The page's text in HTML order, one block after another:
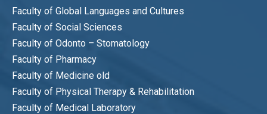
Faculty of Global Languages and Cultures
Faculty of Social Sciences
Faculty of Odonto – Stomatology
Faculty of Pharmacy
Faculty of Medicine old
Faculty of Physical Therapy & Rehabilitation
Faculty of Medical Laboratory